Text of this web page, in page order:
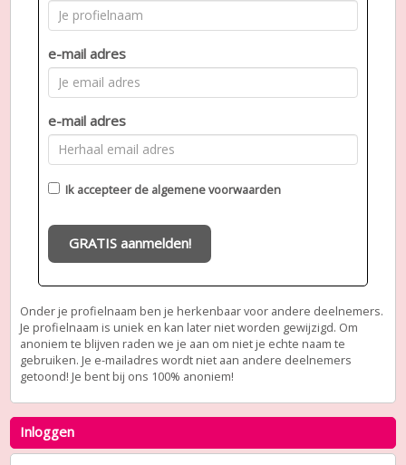
e-mail adres
e-mail adres
Ik accepteer de algemene voorwaarden
GRATIS aanmelden!
Onder je profielnaam ben je herkenbaar voor andere deelnemers.
Je profielnaam is uniek en kan later niet worden gewijzigd. Om
anoniem te blijven raden we je aan om niet je echte naam te
gebruiken. Je e-mailadres wordt niet aan andere deelnemers
getoond! Je bent bij ons 100% anoniem!
Inloggen